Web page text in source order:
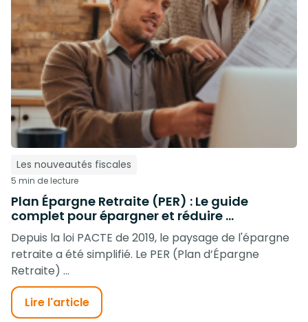
Les nouveautés fiscales
5 min de lecture
Plan Épargne Retraite (PER) : Le guide
complet pour épargner et réduire ...
Depuis la loi PACTE de 2019, le paysage de l'épargne
retraite a été simplifié. Le PER (Plan d’Épargne
Retraite) ...
Lire l'article